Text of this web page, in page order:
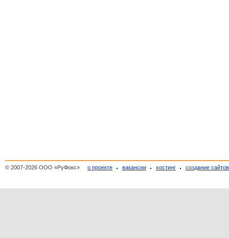
© 2007-2026 ООО «РуФокс» о проекте вакансии хостинг создание сайтов